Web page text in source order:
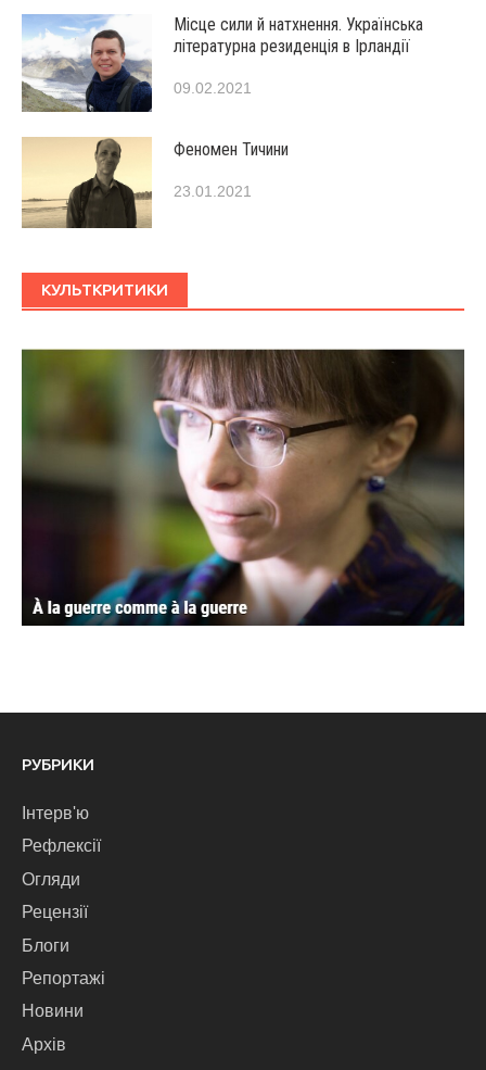
Місце сили й натхнення. Українська
літературна резиденція в Ірландії
09.02.2021
Феномен Тичини
23.01.2021
КУЛЬТКРИТИКИ
РУБРИКИ
Інтерв'ю
Рефлексії
Огляди
Рецензії
Блоги
Репортажі
Новини
Архів